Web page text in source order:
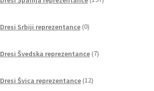
izdelkov
Dresi Srbiji reprezentance 0izdelkov
Dresi Švedska reprezentance 7izdelkov
Dresi Švica reprezentance 12izdelkov